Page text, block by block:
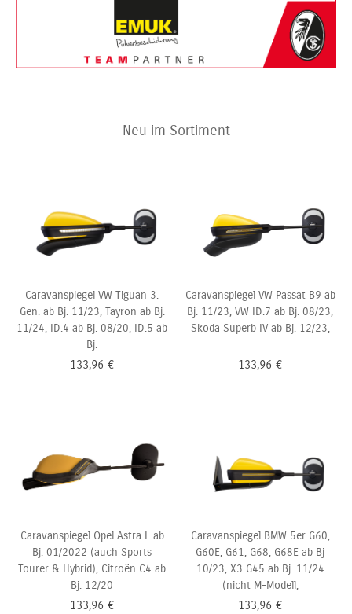
Neu im Sortiment
Caravanspiegel VW Tiguan 3.
Gen. ab Bj. 11/23, Tayron ab Bj.
11/24, ID.4 ab Bj. 08/20, ID.5 ab
Bj.
133,96 €
Caravanspiegel VW Passat B9 ab
Bj. 11/23, VW ID.7 ab Bj. 08/23,
Skoda Superb IV ab Bj. 12/23,
133,96 €
Caravanspiegel Opel Astra L ab
Bj. 01/2022 (auch Sports
Tourer & Hybrid), Citroën C4 ab
Bj. 12/20
133,96 €
Caravanspiegel BMW 5er G60,
G60E, G61, G68, G68E ab Bj
10/23, X3 G45 ab Bj. 11/24
(nicht M-Modell,
133,96 €